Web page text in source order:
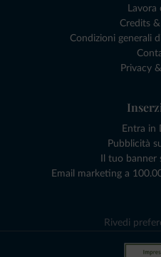
Lavora
Credits
Condizioni generali
Privacy
Entra in
Pubblicità
Il tuo
Email marketing a
Rivedi